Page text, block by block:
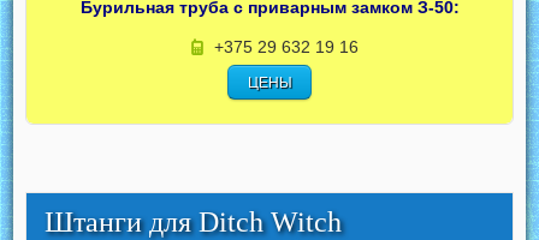
Бурильная труба с приварным замком З-50:
+375 29 632 19 16
ЦЕНЫ
Штанги для Ditch Witch